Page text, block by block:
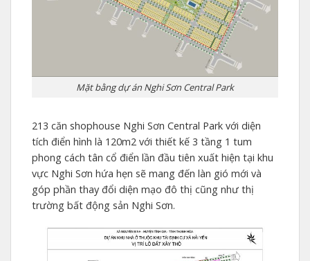
Mặt bằng dự án Nghi Sơn Central Park
213 căn shophouse Nghi Sơn Central Park với diện
tích điển hình là 120m2 với thiết kế 3 tầng 1 tum
phong cách tân cổ điển lần đầu tiên xuất hiện tại khu
vực Nghi Sơn hứa hẹn sẽ mang đến làn gió mới và
góp phần thay đổi diện mạo đô thị cũng như thị
trường bất động sản Nghi Sơn.